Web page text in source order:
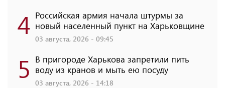
4 Российская армия начала штурмы за
новый населенный пункт на Харьковщине
03 августа, 2026 - 09:45
5 В пригороде Харькова запретили пить
воду из кранов и мыть ею посуду
03 августа, 2026 - 14:18